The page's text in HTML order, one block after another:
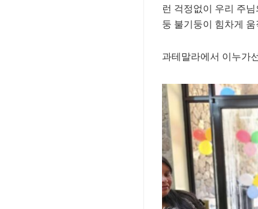
런 걱정없이 우리 주
둥 불기둥이 힘차게
과테말라에서 이누가